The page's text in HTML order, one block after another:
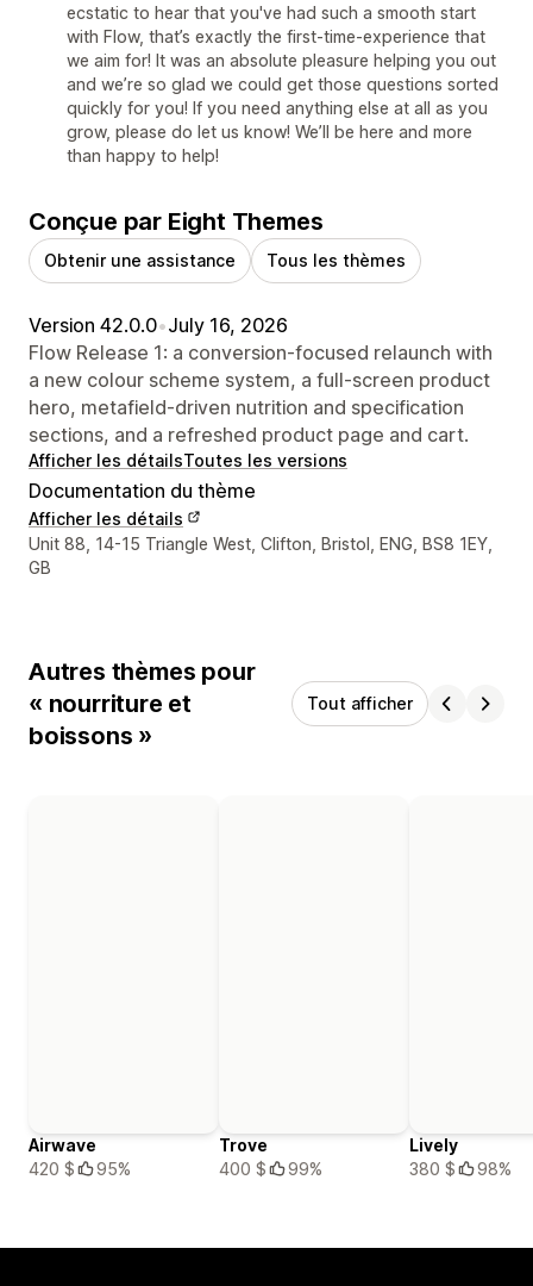
ecstatic to hear that you've had such a smooth start
with Flow, that’s exactly the first-time-experience that
we aim for! It was an absolute pleasure helping you out
and we’re so glad we could get those questions sorted
quickly for you! If you need anything else at all as you
grow, please do let us know! We’ll be here and more
than happy to help!
Conçue par Eight Themes
Obtenir une assistance Tous les thèmes
Version 42.0.0•July 16, 2026
Flow Release 1: a conversion-focused relaunch with
a new colour scheme system, a full-screen product
hero, metafield-driven nutrition and specification
sections, and a refreshed product page and cart.
Afficher les détailsToutes les versions
Documentation du thème
Afficher les détails
Coordonnées du concepteur
Unit 88, 14-15 Triangle West, Clifton, Bristol, ENG, BS8 1EY,
GB
Autres thèmes pour
« nourriture et
boissons »
Tout afficher
Airwave
420 $
95%
Trove
400 $
99%
Lively
380 $
98%